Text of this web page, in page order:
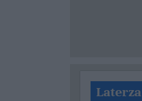
Laterza